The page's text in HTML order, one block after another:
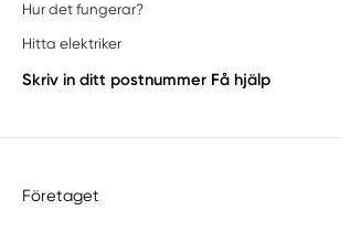
Hur det fungerar?
Hitta elektriker
Skriv in ditt postnummer Få hjälp
Företaget